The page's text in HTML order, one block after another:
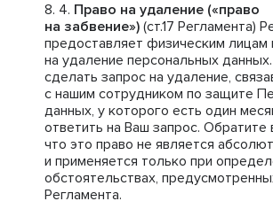
Право на удаление («право
на забвение») (ст.17 Регламента)
предоставляет физическим лицам
на удаление персональных
сделать запрос на удаление,
с нашим сотрудником по защите
данных, у которого есть один
ответить на Ваш запрос. Обратите
что это право не является
и применяется только при
обстоятельствах,
Регламента.